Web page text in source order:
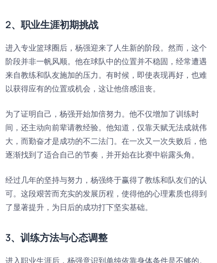
2、职业生涯初期挑战
进入专业篮球圈后，杨强迎来了人生新的阶段。然而，这个
阶段并非一帆风顺。他在球队中的位置并不稳固，经常遭遇
来自教练和队友施加的压力。有时候，即使表现再好，也难
以获得应有的位置或机会，这让他倍感沮丧。
为了证明自己，杨强开始加倍努力。他不仅增加了训练时
间，还主动向前辈请教经验。他知道，仅靠天赋无法成就伟
大，而勤奋才是成功的不二法门。在一次又一次失败后，他
逐渐找到了适合自己的节奏，并开始在比赛中崭露头角。
经过几年的坚持与努力，杨强终于赢得了教练和队友们的认
可。这段艰苦而充实的发展历程，使得他的心理素质也得到
了显著提升，为日后的成功打下坚实基础。
3、训练方法与心态调整
进入职业生涯后，杨强意识到单纯依靠身体条件是不够的。